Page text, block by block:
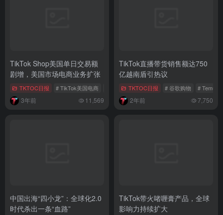
TikTok Shop美国单日交易额
剧增，美国市场电商业务扩张
TKTOC日报 # TikTok美国电商 # 美国电商 # 美区市场
3年前 11,569
TikTok直播带货销售额达750
亿越南盾引热议
TKTOC日报 # 谷歌购物 # Temu广
2年前 7,750
中国出海“四小龙”：全球化2.0
时代杀出一条“血路”
TikTok带火啫喱膏产品，全球
影响力持续扩大